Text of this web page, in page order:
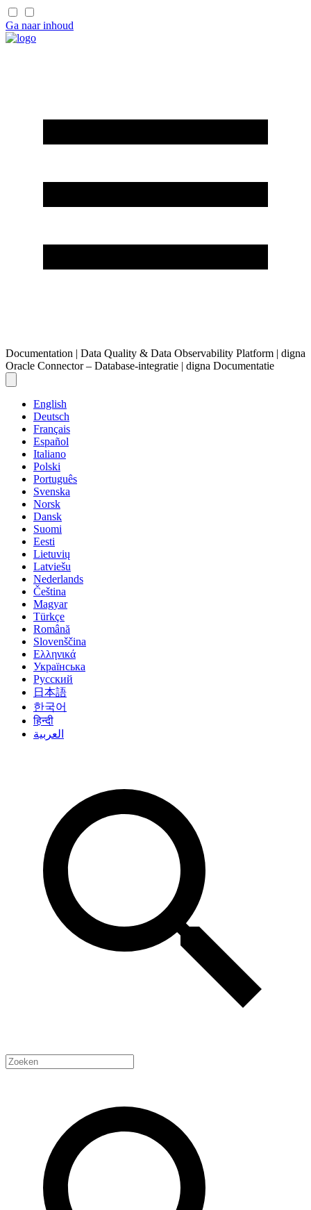
Ga naar inhoud
Documentation | Data Quality & Data Observability Platform | digna
Oracle Connector – Database-integratie | digna Documentatie
English
Deutsch
Français
Español
Italiano
Polski
Português
Svenska
Norsk
Dansk
Suomi
Eesti
Lietuvių
Latviešu
Nederlands
Čeština
Magyar
Türkçe
Română
Slovenščina
Ελληνικά
Українська
Русский
日本語
한국어
हिन्दी
العربية